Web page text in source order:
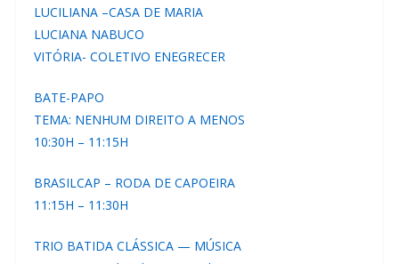
LUCILIANA –CASA DE MARIA
LUCIANA NABUCO
VITÓRIA- COLETIVO ENEGRECER
BATE-PAPO
TEMA: NENHUM DIREITO A MENOS
10:30H – 11:15H
BRASILCAP – RODA DE CAPOEIRA
11:15H – 11:30H
TRIO BATIDA CLÁSSICA — MÚSICA